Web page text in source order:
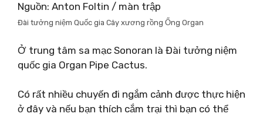
Nguồn: Anton Foltin / màn trập
Đài tưởng niệm Quốc gia Cây xương rồng Ống Organ
Ở trung tâm sa mạc Sonoran là Đài tưởng niệm
quốc gia Organ Pipe Cactus.
Có rất nhiều chuyến đi ngắm cảnh được thực hiện
ở đây và nếu bạn thích cắm trại thì bạn có thể